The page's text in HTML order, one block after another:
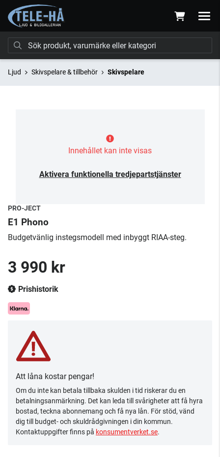
Ljud Skivspelare & tillbehör Skivspelare
Innehållet kan inte visas
Aktivera funktionella tredjepartstjänster
PRO-JECT
E1 Phono
Budgetvänlig instegsmodell med inbyggt RIAA-steg.
3 990 kr
Prishistorik
Att låna kostar pengar!
Om du inte kan betala tillbaka skulden i tid riskerar du en
betalningsanmärkning. Det kan leda till svårigheter att få hyra
bostad, teckna abonnemang och få nya lån. För stöd, vänd
dig till budget- och skuldrådgivningen i din kommun.
Kontaktuppgifter finns på konsumentverket.se.